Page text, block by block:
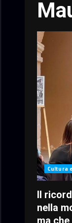
Cultura
Il
nella
ma che